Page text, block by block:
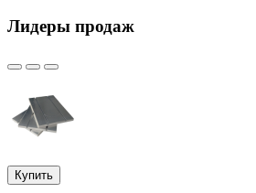
Лидеры продаж
Купить